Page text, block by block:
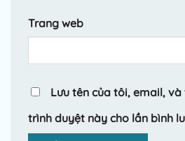
Trang web
Lưu tên của tôi, email,
trình duyệt này cho lần bình